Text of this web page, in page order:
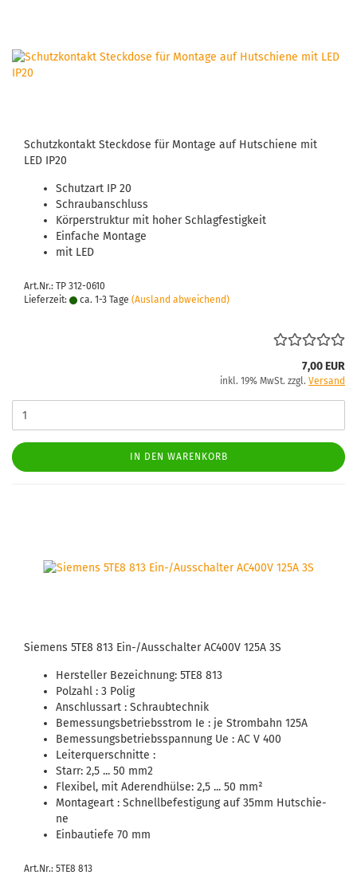
Schutz­kon­takt Steck­do­se für Mon­ta­ge auf Hut­schie­ne mit
LED IP20
Schutz­art IP 20
Schraub­an­schluss
Kör­per­struk­tur mit hoher Schlag­fes­tig­keit
Ein­fa­che Mon­ta­ge
mit LED
Art.Nr.: TP 312-0610
Lieferzeit:
ca. 1-3 Tage (Ausland abweichend)
7,00 EUR
inkl. 19% MwSt. zzgl. Versand
IN DEN WARENKORB
Sie­mens 5TE8 813 Ein-/Aus­schal­ter AC400V 125A 3S
Her­stel­ler Be­zeich­nung: 5TE8 813
Pol­zahl : 3 Polig
An­schluss­art : Schraub­tech­nik
Be­mes­sungs­be­triebs­strom Ie : je Strom­bahn 125A
Be­mes­sungs­be­triebs­span­nung Ue : AC V 400
Lei­ter­quer­schnit­te :
Starr: 2,5 ... 50 mm2
Fle­xi­bel, mit Ader­end­hül­se: 2,5 ... 50 mm²
Mon­ta­ge­art : Schnell­be­fes­ti­gung auf 35mm Hut­schie­
ne
Ein­bau­tie­fe 70 mm
Art.Nr.: 5TE8 813